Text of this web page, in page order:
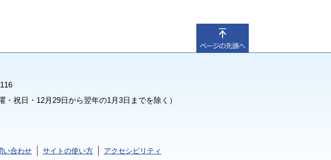
祝日・12月29日から翌年の1月3日までを除く）
い合わせ サイトの使い方 アクセシビリティ